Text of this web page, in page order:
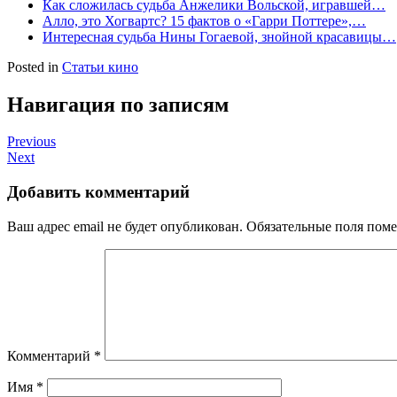
Как сложилась судьба Анжелики Вольской, игравшей…
Алло, это Хогвартс? 15 фактов о «Гарри Поттере»,…
Интересная судьба Нины Гогаевой, знойной красавицы…
Posted in Статьи кино
Навигация по записям
Previous
Next
Добавить комментарий
Ваш адрес email не будет опубликован. Обязательные поля
Комментарий *
Имя *